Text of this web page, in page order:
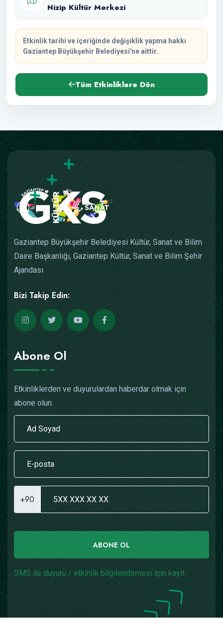
Nizip Kültür Merkezi
Etkinlik tarihi ve içeriğinde değişiklik yapma hakkı
Gaziantep Büyükşehir Belediyesi'ne aittir.
Tüm Etkinliklere Dön
Gaziantep Büyükşehir Belediyesi Kültür, Sanat ve Bilim
Daire Başkanlığı, Gaziantep Kültür, Sanat ve Bilim Şehir
Ajandası
Bizi Takip Edin:
Abone Ol
Etkinliklerden ve duyurulardan haberdar olmak için
abone olun.
+90
ABONE OL
SMS ile duyuru / etkinlik bilgilendirmesi için kayıt